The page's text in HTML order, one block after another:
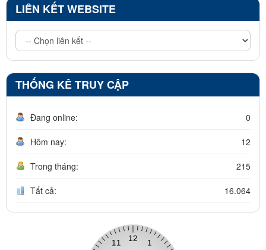
LIÊN KẾT WEBSITE
THỐNG KÊ TRUY CẬP
Đang online: 0
Hôm nay: 12
Trong tháng: 215
Tất cả: 16.064